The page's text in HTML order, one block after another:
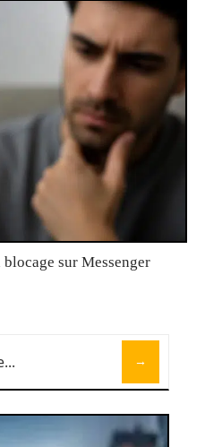
sur Messenger